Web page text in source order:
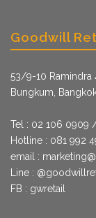
Goodwill
53/9­-10 Ramindra
Bungkum,
Tel : 02 106 0909
Hotline : 081 992
email :
Line :
FB : gwretail